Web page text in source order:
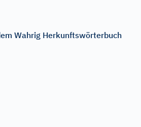
Wahrig Herkunftswörterbuch